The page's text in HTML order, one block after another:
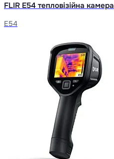
FLIR E54 тепловізійна камера
E54